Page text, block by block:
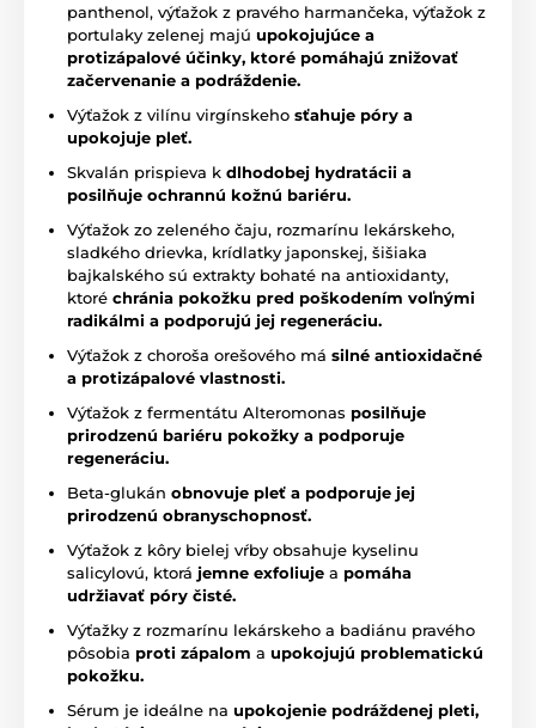
panthenol, výťažok z pravého harmančeka, výťažok z
portulaky zelenej majú upokojujúce a
protizápalové účinky, ktoré pomáhajú znižovať
začervenanie a podráždenie.
Výťažok z vilínu virgínskeho sťahuje póry a
upokojuje pleť.
Skvalán prispieva k dlhodobej hydratácii a
posilňuje ochrannú kožnú bariéru.
Výťažok zo zeleného čaju, rozmarínu lekárskeho,
sladkého drievka, krídlatky japonskej, šišiaka
bajkalského sú extrakty bohaté na antioxidanty,
ktoré chránia pokožku pred poškodením voľnými
radikálmi a podporujú jej regeneráciu.
Výťažok z choroša orešového má silné antioxidačné
a protizápalové vlastnosti.
Výťažok z fermentátu Alteromonas posilňuje
prirodzenú bariéru pokožky a podporuje
regeneráciu.
Beta-glukán obnovuje pleť a podporuje jej
prirodzenú obranyschopnosť.
Výťažok z kôry bielej vŕby obsahuje kyselinu
salicylovú, ktorá jemne exfoliuje a pomáha
udržiavať póry čisté.
Výťažky z rozmarínu lekárskeho a badiánu pravého
pôsobia proti zápalom a upokojujú problematickú
pokožku.
Sérum je ideálne na upokojenie podráždenej pleti,